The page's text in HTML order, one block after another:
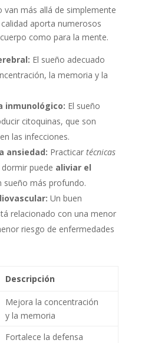
van más allá de simplemente
aporta numerosos
como para la mente.
El sueño adecuado
la memoria y la
inmunológico: El sueño
citoquinas, que son
las infecciones.
ansiedad: Practicar técnicas
puede aliviar el
sueño más profundo.
Un buen
relacionado con una menor
riesgo de enfermedades
Descripción
Mejora la concentración
y la memoria
Fortalece la defensa